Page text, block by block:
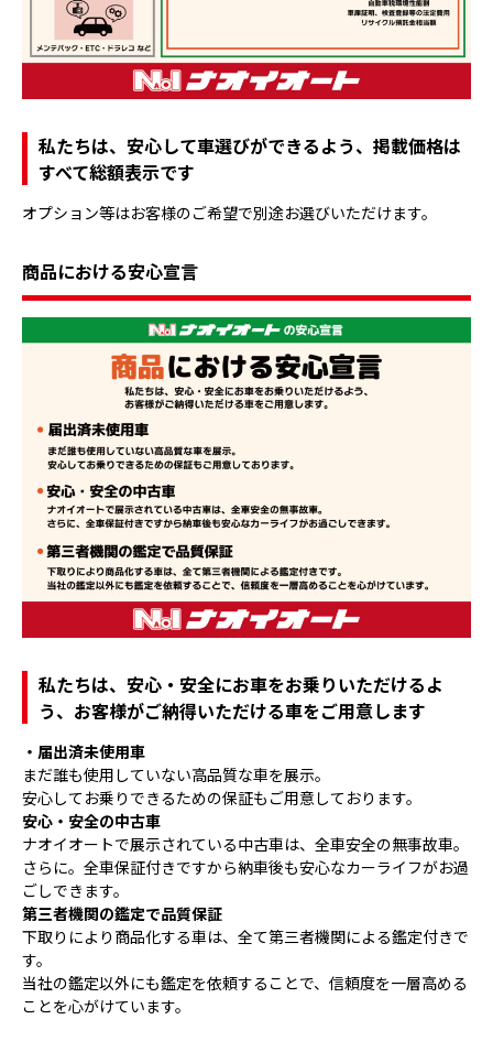
私たちは、安心して車選びができるよう、掲載価格は
すべて総額表示です
オプション等はお客様のご希望で別途お選びいただけます。
商品における安心宣言
私たちは、安心・安全にお車をお乗りいただけるよ
う、お客様がご納得いただける車をご用意します
・届出済未使用車
まだ誰も使用していない高品質な車を展示。
安心してお乗りできるための保証もご用意しております。
安心・安全の中古車
ナオイオートで展示されている中古車は、全車安全の無事故車。
さらに。全車保証付きですから納車後も安心なカーライフがお過
ごしできます。
第三者機関の鑑定で品質保証
下取りにより商品化する車は、全て第三者機関による鑑定付きで
す。
当社の鑑定以外にも鑑定を依頼することで、信頼度を一層高める
ことを心がけています。